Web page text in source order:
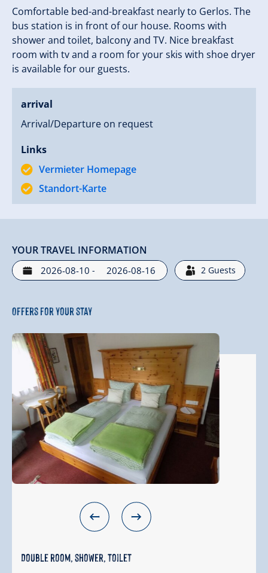
Comfortable bed-and-breakfast nearly to Gerlos. The
bus station is in front of our house. Rooms with
shower and toilet, balcony and TV. Nice breakfast
room with tv and a room for your skis with shoe dryer
is available for our guests.
arrival
Arrival/Departure on request
Links
Vermieter Homepage
Standort-Karte
YOUR TRAVEL INFORMATION
- 2 Guests
Offers for your stay
Double room, shower, toilet